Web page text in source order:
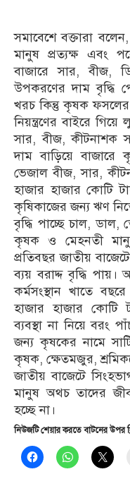
সমাবেশে বক্তারা
মানুষ প্রত্যক্ষ এবং
বাজারে সার, বীজ,
উপকরণের দাম বৃদ্ধি
খরচ কিন্তু কৃষক ফসলের
নিয়ন্ত্রণের বাইরে
সার, বীজ,
দাম বাড়িয়ে
ভেজাল বীজ, সার,
হাজার হাজার কোটি
কৃষিকাজের জন্য ঋণ
বৃদ্ধি পাচ্ছে চাল,
কৃষক ও মেহনতী
প্রতিবছর জাতীয়
ব্যয় বরাদ্দ বৃদ্ধি পায়।
কর্মসংস্থান খাতে
হাজার হাজার কোটি
ব্যবস্থা না নিয়ে বরং
জন্য কৃষকের নামে
কৃষক, ক্ষেতমজুর,
জাতীয় বাজেটে
মানুষ অথচ তাদের
হচ্ছে না।
নিউজটি শেয়ার করতে বাটনের উপর